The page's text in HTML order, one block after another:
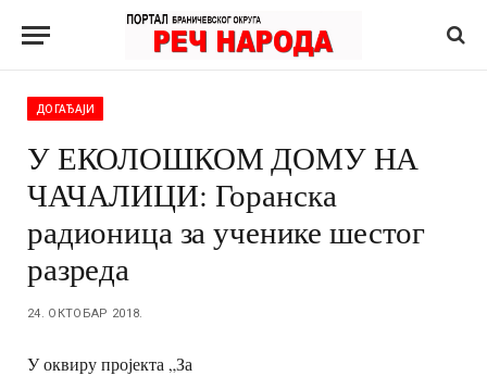
ДОГАЂАЈИ
У ЕКОЛОШКОМ ДОМУ НА
ЧАЧАЛИЦИ: Горанска
радионица за ученике шестог
разреда
24. ОКТОБАР 2018.
У оквиру пројекта „За